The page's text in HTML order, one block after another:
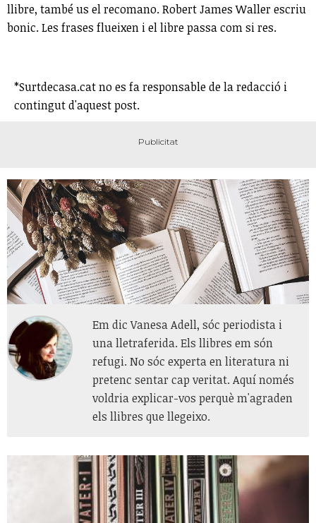
llibre, també us el recomano. Robert James Waller escriu
bonic. Les frases flueixen i el libre passa com si res.
*Surtdecasa.cat no es fa responsable de la redacció i
contingut d'aquest post.
Em dic Vanesa Adell, sóc periodista i
una lletraferida. Els llibres em són
refugi. No sóc experta en literatura ni
pretenc sentar cap veritat. Aquí només
voldria explicar-vos perquè m'agraden
els llibres que llegeixo.